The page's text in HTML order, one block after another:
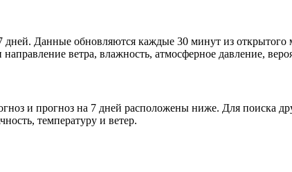
Данные обновляются каждые 30 минут из открытого
ветра, влажность, атмосферное давление,
и прогноз на 7 дней расположены ниже. Для поиска
температуру и ветер.